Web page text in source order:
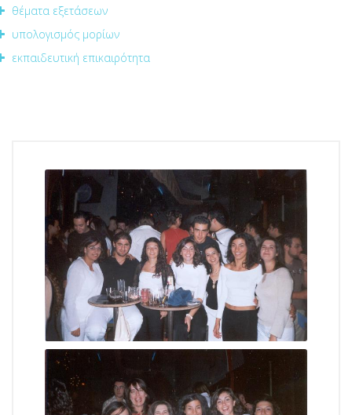
θέματα εξετάσεων
υπολογισμός μορίων
εκπαιδευτική επικαιρότητα